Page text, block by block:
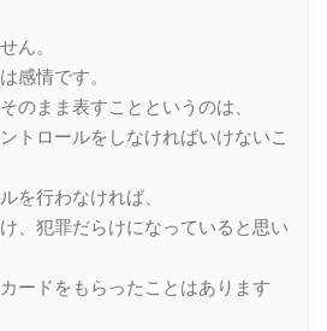
ん。
感情です。
のまま表すことというのは、
トロールをしなければいけないこ
を行わなければ、
、犯罪だらけになっていると思い
ードをもらったことはあります